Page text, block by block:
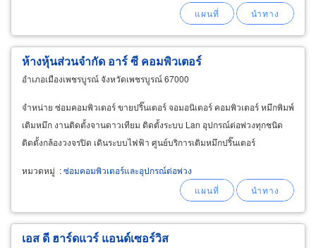
ห้างหุ้นส่วนจำกัด อาร์ ซี คอมพิวเตอร์
อำเภอเมืองเพชรบูรณ์ จังหวัดเพชรบูรณ์ 67000
จำหน่าย ซ่อมคอมพิวเตอร์ ขายปริ๊นเตอร์ จอมอนิเตอร์ คอมพิวเตอร์ หมึกพิมพ์
เติมหมึก งานติดตั้งจานดาวเทียม ติดตั้งระบบ Lan อุปกรณ์ต่อพ่วงทุกชนิด
ติดตั้งกล้องวงจรปิด เดินระบบไฟฟ้า ศูนย์บริการเติมหมึกปริ๊นเตอร์
หมวดหมู่ :ซ่อมคอมพิวเตอร์และอุปกรณ์ต่อพ่วง
เอส ดี ฮาร์ดแวร์ แอนด์เซอร์วิส